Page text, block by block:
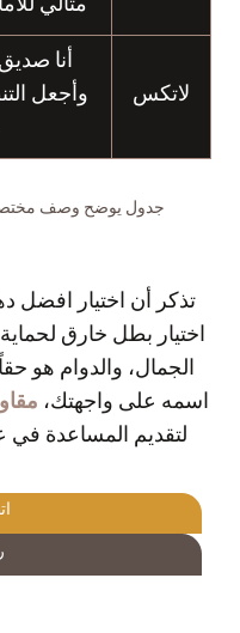
مثالي
لاتكس
أنا
وأجعل
جدول يوضح وصف مختصر
تذكر أن اختيار افضل
اختيار بطل خارق
الجمال، والدوام هو
اسمه على واجهتك،
لتقديم المساعدة في